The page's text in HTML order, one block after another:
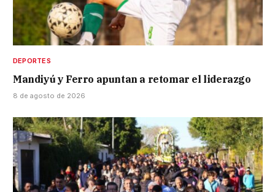
DEPORTES
Mandiyú y Ferro apuntan a retomar el liderazgo
8 de agosto de 2026